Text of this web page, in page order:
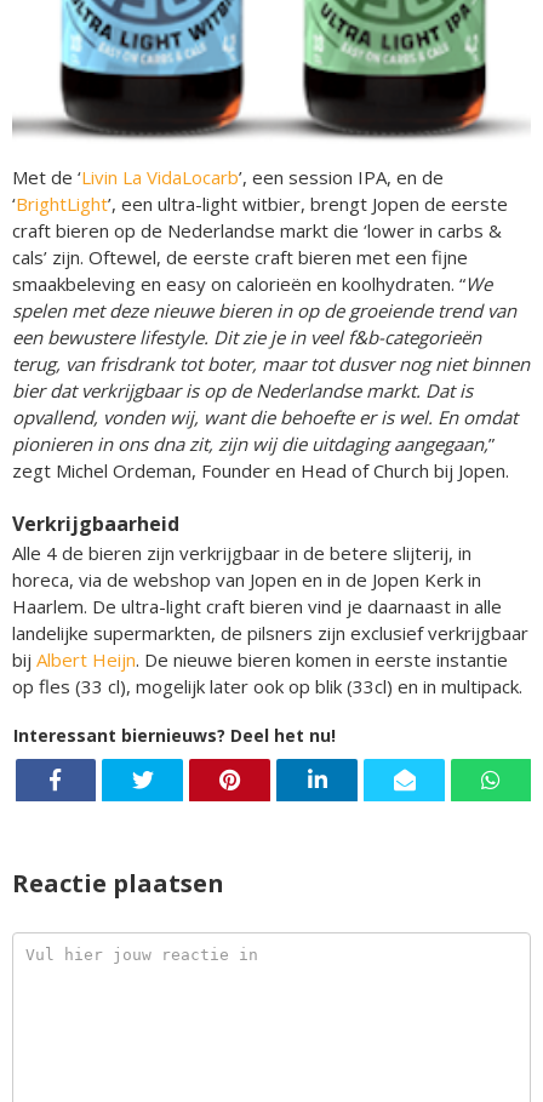
Met de ‘Livin La VidaLocarb’, een session IPA, en de
‘BrightLight’, een ultra-light witbier, brengt Jopen de eerste
craft bieren op de Nederlandse markt die ‘lower in carbs &
cals’ zijn. Oftewel, de eerste craft bieren met een fijne
smaakbeleving en easy on calorieën en koolhydraten. “We
spelen met deze nieuwe bieren in op de groeiende trend van
een bewustere lifestyle. Dit zie je in veel f&b-categorieën
terug, van frisdrank tot boter, maar tot dusver nog niet binnen
bier dat verkrijgbaar is op de Nederlandse markt. Dat is
opvallend, vonden wij, want die behoefte er is wel. En omdat
pionieren in ons dna zit, zijn wij die uitdaging aangegaan,”
zegt Michel Ordeman, Founder en Head of Church bij Jopen.
Verkrijgbaarheid
Alle 4 de bieren zijn verkrijgbaar in de betere slijterij, in
horeca, via de webshop van Jopen en in de Jopen Kerk in
Haarlem. De ultra-light craft bieren vind je daarnaast in alle
landelijke supermarkten, de pilsners zijn exclusief verkrijgbaar
bij Albert Heijn. De nieuwe bieren komen in eerste instantie
op fles (33 cl), mogelijk later ook op blik (33cl) en in multipack.
Interessant biernieuws? Deel het nu!
Reactie plaatsen